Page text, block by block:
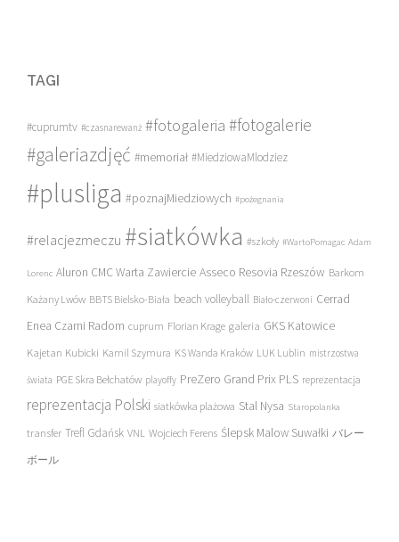
TAGI
#cuprumtv #czasnarewanż #fotogaleria #fotogalerie
#galeriazdjęć #memoriał #MiedziowaMlodziez
#plusliga #poznajMiedziowych #pożegnania
#relacjezmeczu #siatkówka #szkoły #WartoPomagac Adam
Lorenc Aluron CMC Warta Zawiercie Asseco Resovia Rzeszów Barkom
Każany Lwów BBTS Bielsko-Biała beach volleyball Biało-czerwoni Cerrad
Enea Czarni Radom cuprum Florian Krage galeria GKS Katowice
Kajetan Kubicki Kamil Szymura KS Wanda Kraków LUK Lublin mistrzostwa
świata PGE Skra Bełchatów playoffy PreZero Grand Prix PLS reprezentacja
reprezentacja Polski siatkówka plażowa Stal Nysa Staropolanka
transfer Trefl Gdańsk VNL Wojciech Ferens Ślepsk Malow Suwałki バレー
ボール